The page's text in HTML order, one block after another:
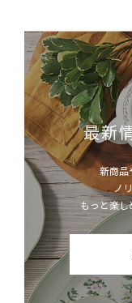
最新
新商品
ノ
もっと楽